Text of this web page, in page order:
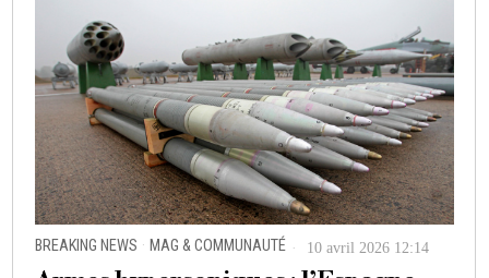
BREAKING NEWS · MAG & COMMUNAUTÉ 10 avril 2026 12:14